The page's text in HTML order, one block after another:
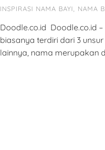
INSPIRASI NAMA BAYI, NAMA
Doodle.co.id Doodle.co.id
biasanya terdiri dari 3
lainnya, nama merupakan